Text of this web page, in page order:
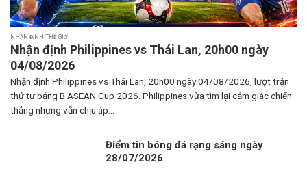
NHẬN ĐỊNH THẾ GIỚI
Nhận định Philippines vs Thái Lan, 20h00 ngày
04/08/2026
Nhận định Philippines vs Thái Lan, 20h00 ngày 04/08/2026, lượt trận
thứ tư bảng B ASEAN Cup 2026. Philippines vừa tìm lại cảm giác chiến
thắng nhưng vẫn chịu áp...
Điểm tin bóng đá rạng sáng ngày
28/07/2026